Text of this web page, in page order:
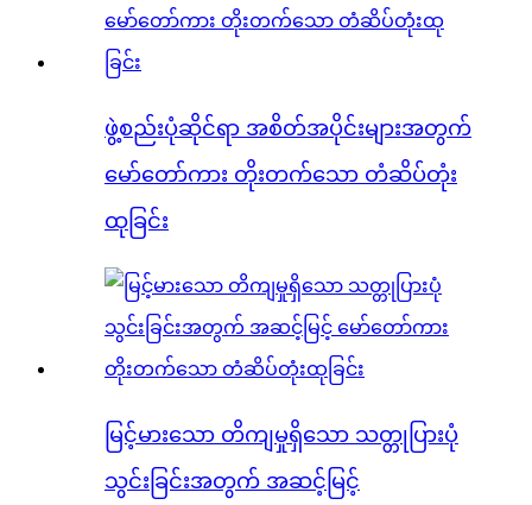
ဖွဲ့စည်းပုံဆိုင်ရာ အစိတ်အပိုင်းများအတွက်
မော်တော်ကား တိုးတက်သော တံဆိပ်တုံး
ထုခြင်း
မြင့်မားသော တိကျမှုရှိသော သတ္တုပြားပုံ
သွင်းခြင်းအတွက် အဆင့်မြင့်